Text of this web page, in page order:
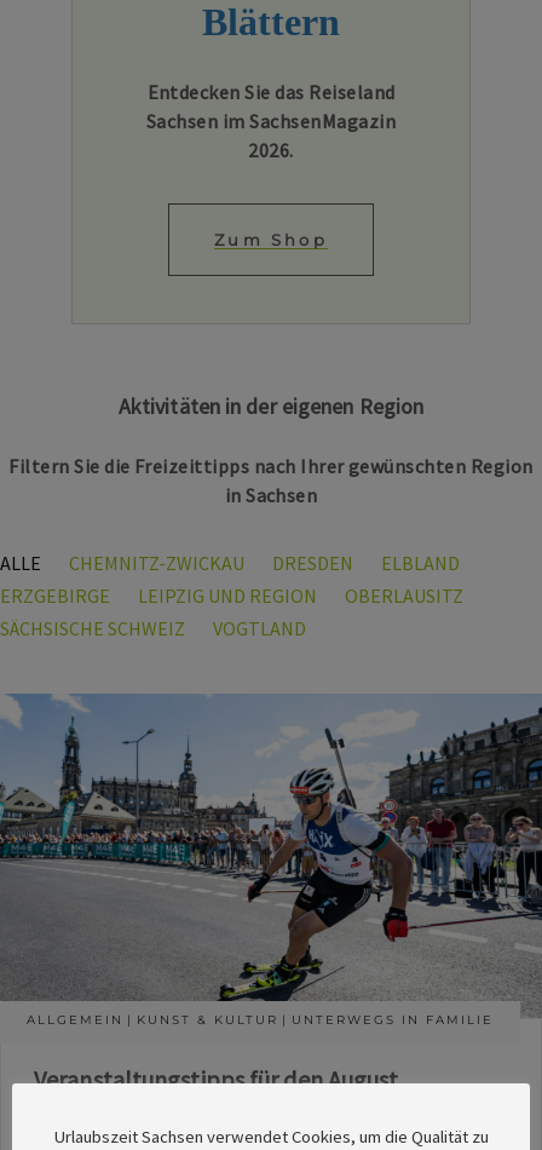
Blättern
Entdecken Sie das Reiseland
Sachsen im SachsenMagazin
2026.
Zum Shop
Aktivitäten in der eigenen Region
Filtern Sie die Freizeittipps nach Ihrer gewünschten Region
in Sachsen
ALLE CHEMNITZ-ZWICKAU DRESDEN
ELBLAND
ERZGEBIRGE
LEIPZIG UND REGION
OBERLAUSITZ
SÄCHSISCHE SCHWEIZ
VOGTLAND
ALLGEMEIN KUNST & KULTUR UNTERWEGS IN FAMILIE
Veranstaltungstipps für den August
Urlaubszeit Sachsen verwendet Cookies, um die Qualität zu